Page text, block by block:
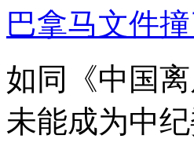
巴拿马文件
如同《中国
未能成为中